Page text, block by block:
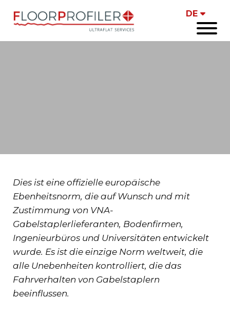
hoofdinhoud
DE
Open
menu
EN 15620 (Europäische Norm September 2021)
Dies ist eine offizielle europäische
Ebenheitsnorm, die auf Wunsch und mit
Zustimmung von VNA-
Gabelstaplerlieferanten, Bodenfirmen,
Ingenieurbüros und Universitäten entwickelt
wurde. Es ist die einzige Norm weltweit, die
alle Unebenheiten kontrolliert, die das
Fahrverhalten von Gabelstaplern
beeinflussen.